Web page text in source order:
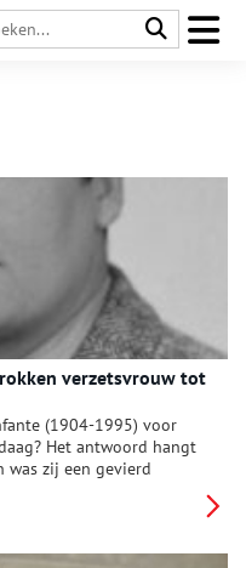
verzetsvrouw tot
(1904-1995) voor
Het antwoord hangt
was zij een gevierd
was.